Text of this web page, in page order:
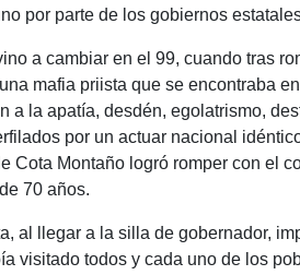
por parte de los gobiernos
a cambiar en el 99, cuando tras
mafia priista que se encontraba
a la apatía, desdén, egolatrismo,
por un actuar nacional
Cota Montaño logró romper con el
70 años.
al llegar a la silla de gobernador,
visitado todos y cada uno de los